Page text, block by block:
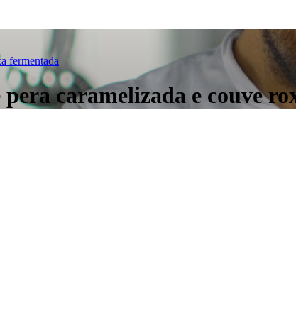
fermentada
caramelizada e couve